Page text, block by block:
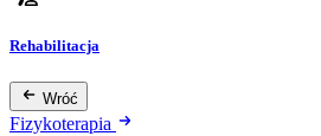
Rehabilitacja
Wróć
Fizykoterapia